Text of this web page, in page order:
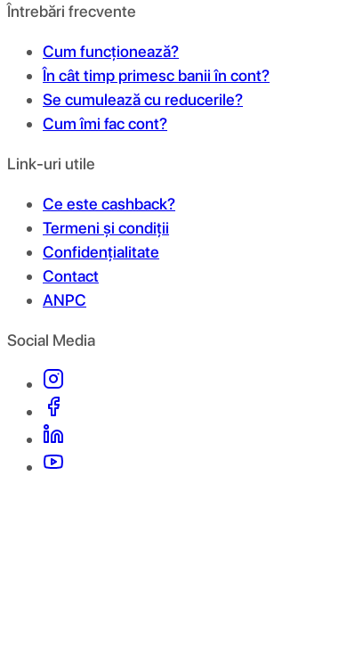
Întrebări frecvente
Cum funcționează?
În cât timp primesc banii în cont?
Se cumulează cu reducerile?
Cum îmi fac cont?
Link-uri utile
Ce este cashback?
Termeni și condiții
Confidențialitate
Contact
ANPC
Social Media